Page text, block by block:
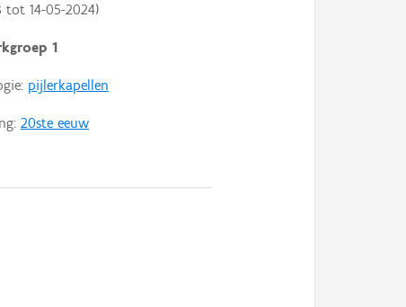
tot 14-05-2024)
1
pijlerkapellen
20ste eeuw